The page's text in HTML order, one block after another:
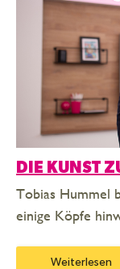
DIE KUNST
Tobias Hummel
einige Köpfe
Weiterlesen